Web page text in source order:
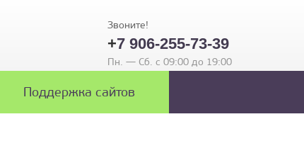
Звоните!
+7 906-255-73-39
Пн. — Сб. с 09:00 до 19:00
Поддержка сайтов